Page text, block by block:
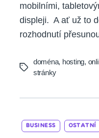
mobilními,
displeji. A ať už to
rozhodnutí
Tags
doména, hosting,
stránky
BUSINESS OSTATNÍ